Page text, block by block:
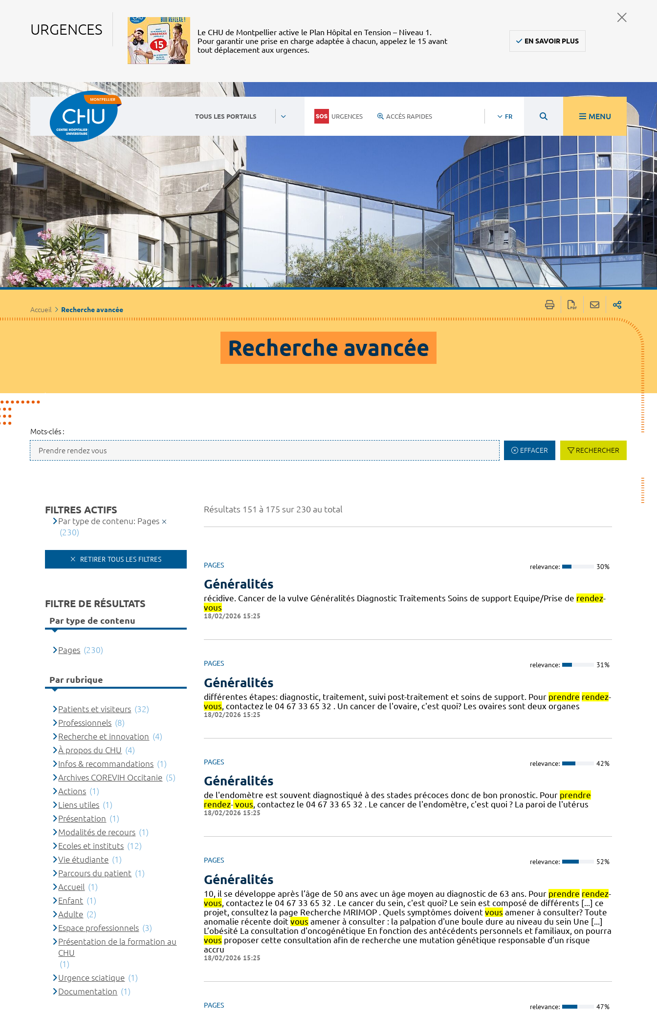
URGENCES
Le CHU de Montpellier active le Plan Hôpital en Tension – Niveau 1.
Pour garantir une prise en charge adaptée à chacun, appelez le 15 avant
tout déplacement aux urgences.
EN SAVOIR PLUS
TOUS LES PORTAILS URGENCES ACCÈS RAPIDES FR MENU
Accueil Recherche avancée
Recherche avancée
Mots-clés :
EFFACER RECHERCHER
Résultats 151 à 175 sur 230 au total
PAGES relevance: 30%
Généralités
récidive. Cancer de la vulve Généralités Diagnostic Traitements Soins de support Equipe/Prise de rendez-
vous
18/02/2026 15:25
PAGES relevance: 31%
Généralités
différentes étapes: diagnostic, traitement, suivi post-traitement et soins de support. Pour prendre rendez-
vous, contactez le 04 67 33 65 32 . Un cancer de l'ovaire, c'est quoi? Les ovaires sont deux organes
18/02/2026 15:25
PAGES relevance: 42%
Généralités
de l'endomètre est souvent diagnostiqué à des stades précoces donc de bon pronostic. Pour prendre
rendez- vous, contactez le 04 67 33 65 32 . Le cancer de l'endomètre, c'est quoi ? La paroi de l'utérus
18/02/2026 15:25
PAGES relevance: 52%
Généralités
10, il se développe après l’âge de 50 ans avec un âge moyen au diagnostic de 63 ans. Pour prendre rendez-
vous, contactez le 04 67 33 65 32 . Le cancer du sein, c'est quoi? Le sein est composé de différents [...] ce
projet, consultez la page Recherche MRIMOP . Quels symptômes doivent vous amener à consulter? Toute
anomalie récente doit vous amener à consulter : la palpation d'une boule dure au niveau du sein Une [...]
L’obésité La consultation d'oncogénétique En fonction des antécédents personnels et familiaux, on pourra
vous proposer cette consultation afin de recherche une mutation génétique responsable d’un risque
accru
18/02/2026 15:25
PAGES relevance: 47%
FILTRES ACTIFS
Par type de contenu: Pages
(230)
RETIRER TOUS LES FILTRES
FILTRE DE RÉSULTATS
Par type de contenu
Pages (230)
Par rubrique
Patients et visiteurs (32)
Professionnels (8)
Recherche et innovation (4)
À propos du CHU (4)
Infos & recommandations (1)
Archives COREVIH Occitanie (5)
Actions (1)
Liens utiles (1)
Présentation (1)
Modalités de recours (1)
Ecoles et instituts (12)
Vie étudiante (1)
Parcours du patient (1)
Accueil (1)
Enfant (1)
Adulte (2)
Espace professionnels (3)
Présentation de la formation au
CHU
(1)
Urgence sciatique (1)
Documentation (1)